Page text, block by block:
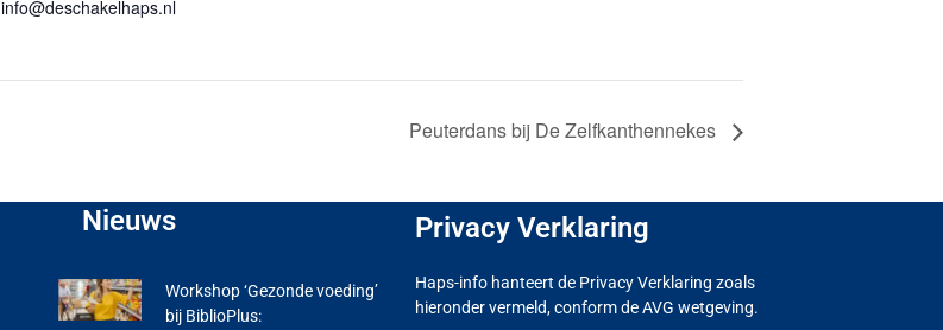
info@deschakelhaps.nl
Peuterdans bij De Zelfkanthennekes
Nieuws
Workshop ‘Gezonde voeding’
bij BiblioPlus:
Privacy Verklaring
Haps-info hanteert de Privacy Verklaring zoals
hieronder vermeld, conform de AVG wetgeving.